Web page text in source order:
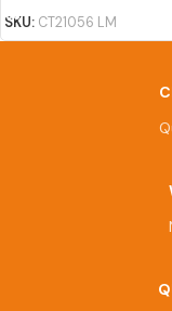
SKU: CT21056 LM